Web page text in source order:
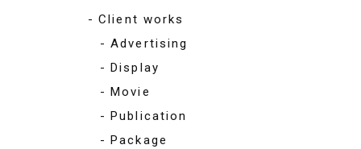
Client works
Advertising
Display
Movie
Publication
Package